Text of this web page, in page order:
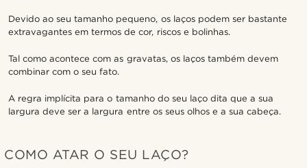
Devido ao seu tamanho pequeno, os laços podem ser bastante
extravagantes em termos de cor, riscos e bolinhas.
Tal como acontece com as gravatas, os laços também devem
combinar com o seu fato.
A regra implícita para o tamanho do seu laço dita que a sua
largura deve ser a largura entre os seus olhos e a sua cabeça.
COMO ATAR O SEU LAÇO?